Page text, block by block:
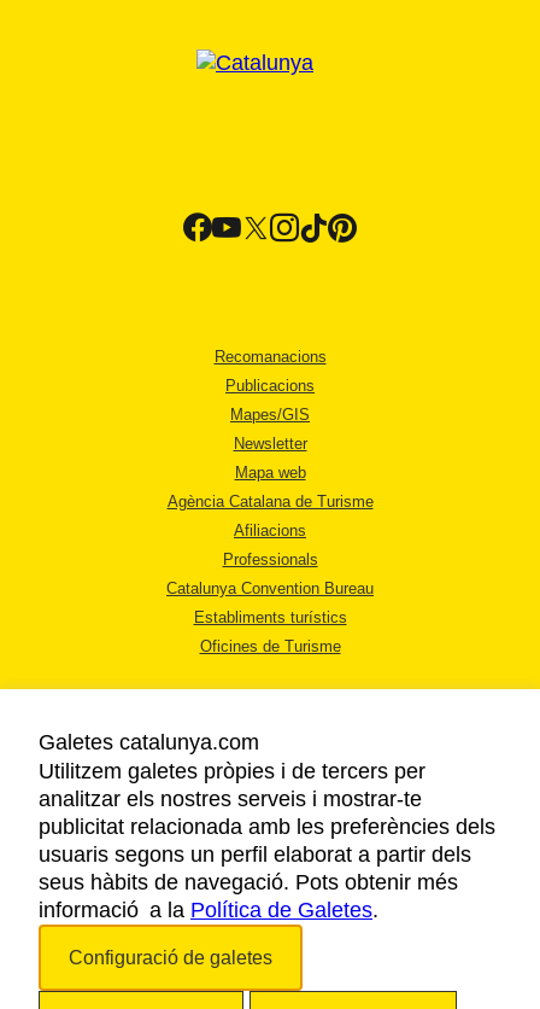
Recomanacions
Publicacions
Mapes/GIS
Newsletter
Mapa web
Agència Catalana de Turisme
Afiliacions
Professionals
Catalunya Convention Bureau
Establiments turístics
Oficines de Turisme
AVÍS LEGAL
POLÍTICA DE PRIVACITAT
COOKIES
ACCESSIBILITAT
Galetes catalunya.com
Utilitzem galetes pròpies i de tercers per
analitzar els nostres serveis i mostrar-te
publicitat relacionada amb les preferències dels
usuaris segons un perfil elaborat a partir dels
seus hàbits de navegació. Pots obtenir més
informació a la Política de Galetes.
Configuració de galetes